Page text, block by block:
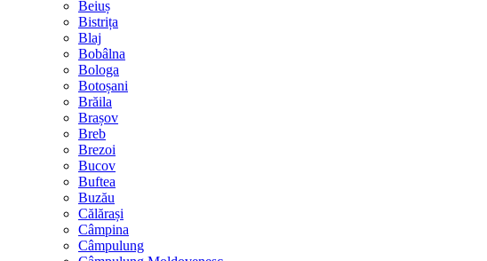
Beiuș
Bistrița
Blaj
Bobâlna
Bologa
Botoșani
Brăila
Brașov
Breb
Brezoi
Bucov
Buftea
Buzău
Călărași
Câmpina
Câmpulung